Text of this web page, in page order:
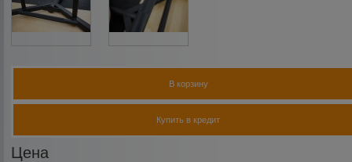
Цена
В корзину
Купить в кредит